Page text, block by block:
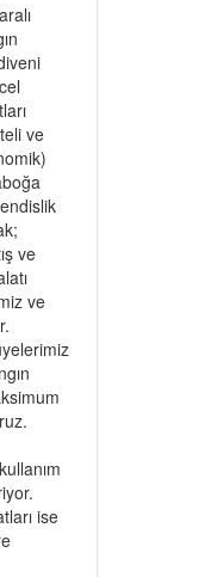
ve
ve
ve
ise